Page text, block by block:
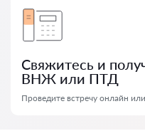
Свяжитесь и
ВНЖ или ПТД
Проведите встречу онлайн